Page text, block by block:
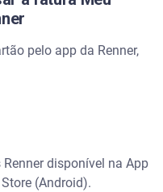
pelo app da Renner,
disponível na App
(Android).